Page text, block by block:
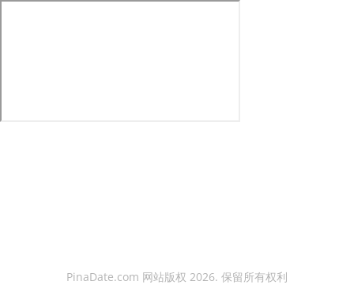
PinaDate.com 网站版权 2026. 保留所有权利